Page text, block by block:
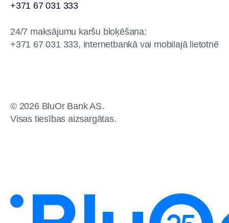
+371 67 031 333
24/7 maksājumu karšu bloķēšana:
+371 67 031 333, internetbankā vai mobilajā lietotnē
© 2026 BluOr Bank AS.
Visas tiesības aizsargātas.